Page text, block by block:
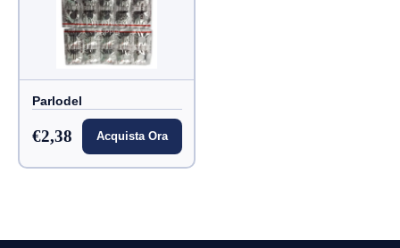
Parlodel
€2,38 Acquista Ora